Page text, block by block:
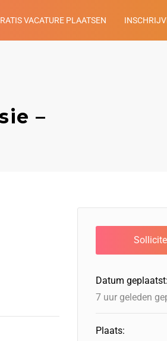
VACATURE PLAATSEN
–
Datum geplaatst:
7 uur geleden
Plaats: